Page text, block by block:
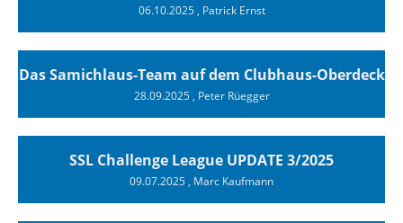
06.10.2025, Patrick Ernst
Das Samichlaus-Team auf dem Clubhaus-Oberdeck
28.09.2025, Peter Rüegger
SSL Challenge League UPDATE 3/2025
09.07.2025, Marc Kaufmann